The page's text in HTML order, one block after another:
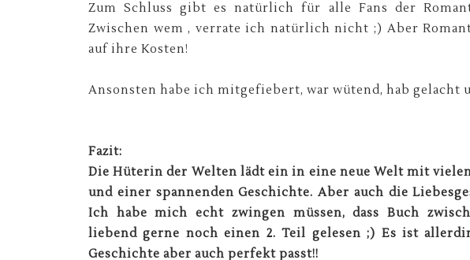
Zum Schluss gibt es natürlich für alle Fans der
Zwischen wem , verrate ich natürlich nicht ;) Aber
auf ihre Kosten!
Ansonsten habe ich mitgefiebert, war wütend, hab gelacht
Fazit:
Die Hüterin der Welten lädt ein in eine neue Welt mit
und einer spannenden Geschichte. Aber auch die
Ich habe mich echt zwingen müssen, dass Buch
liebend gerne noch einen 2. Teil gelesen ;) Es ist
Geschichte aber auch perfekt passt!!